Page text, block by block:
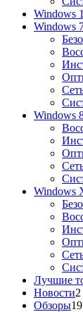
Windows
Windows
Windows
Windows
Лучшие
Новости2
Обзоры19